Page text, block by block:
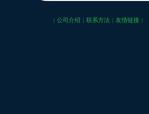
| 公司介绍 | 联系方法 | 友情链接 |